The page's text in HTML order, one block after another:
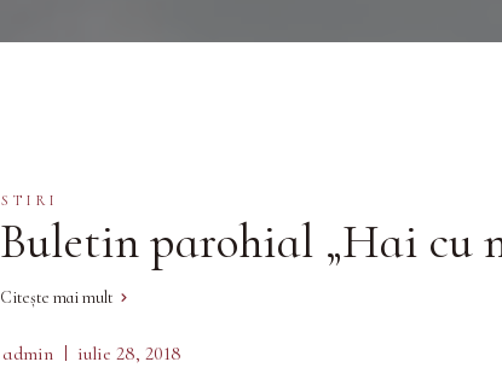
STIRI
Buletin parohial „Hai cu
Citește mai mult
admin iulie 28, 2018